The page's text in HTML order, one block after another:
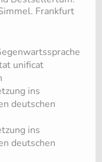
Frankfurt
unificat
ins
deutschen
ins
deutschen